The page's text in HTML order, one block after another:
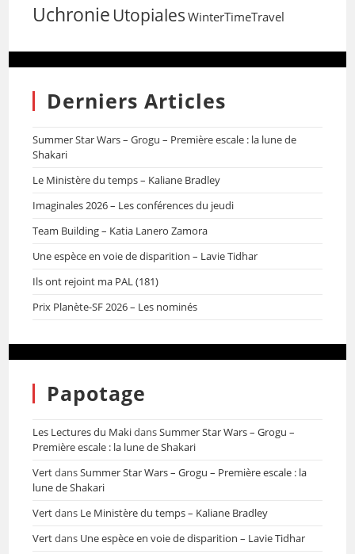
Uchronie Utopiales WinterTimeTravel
Derniers Articles
Summer Star Wars – Grogu – Première escale : la lune de
Shakari
Le Ministère du temps – Kaliane Bradley
Imaginales 2026 – Les conférences du jeudi
Team Building – Katia Lanero Zamora
Une espèce en voie de disparition – Lavie Tidhar
Ils ont rejoint ma PAL (181)
Prix Planète-SF 2026 – Les nominés
Papotage
Les Lectures du MakidansSummer Star Wars – Grogu –
Première escale : la lune de Shakari
VertdansSummer Star Wars – Grogu – Première escale : la
lune de Shakari
Vertdans Le Ministère du temps – Kaliane Bradley
Vertdans Une espèce en voie de disparition – Lavie Tidhar